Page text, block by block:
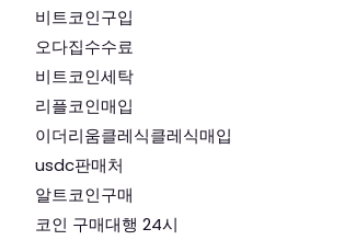
비트코인구입
오다집수수료
비트코인세탁
리플코인매입
이더리움클레식클레식매입
usdc판매처
알트코인구매
코인 구매대행 24시